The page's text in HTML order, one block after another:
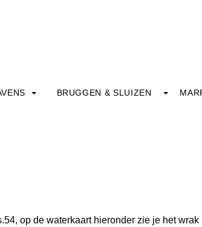
BRUGGEN & SLUIZEN
op de waterkaart hieronder zie je het wrak